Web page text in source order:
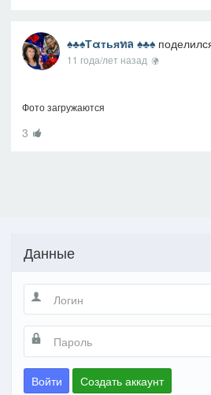
♠♣♠Тαтьяทล ♠♣♠
11 года/лет назад
Фото загружаются
3
Данные
Войти Создать аккаунт